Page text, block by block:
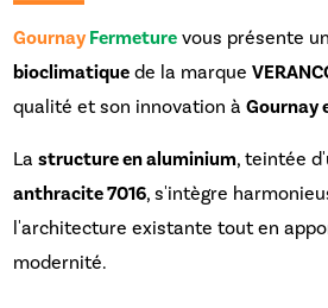
GournayFermeture vous présente
bioclimatique de la marque
qualité et son innovation àGournay
Lastructure en aluminium, teintée
anthracite 7016, s'intègre
l'architecture existante tout en
modernité.